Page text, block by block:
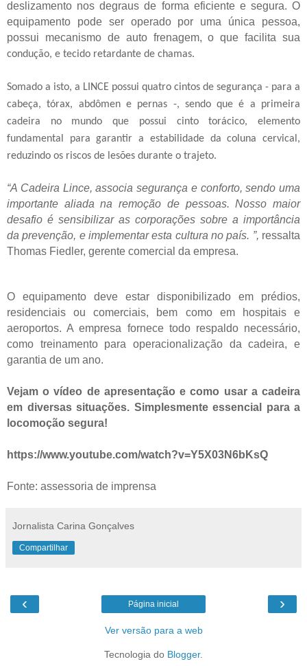
deslizamento nos degrausde forma eficiente e segura. O
equipamento pode ser operadopor uma única pessoa,
possui mecanismo de auto frenagem, o que facilita sua
condução, e tecido retardante de chamas.
Somado a isto, a LINCE possui quatro cintos de segurança - para a
cabeça, tórax, abdômen e pernas -, sendo que é a primeira
cadeira no mundo que possui cinto torácico, elemento
fundamental para garantir a estabilidade da coluna cervical,
reduzindo os riscos de lesões durante o trajeto.
“A Cadeira Lince, associa segurança e conforto, sendo uma
importante aliada na remoção de pessoas. Nosso maior
desafio é sensibilizar as corporações sobre a importância
da prevenção, e implementar esta cultura no país. ”, ressalta
Thomas Fiedler, gerente comercial da empresa.
O equipamento deve estar disponibilizado em prédios,
residenciais ou comerciais, bem como em hospitais e
aeroportos. A empresa fornece todo respaldo necessário,
como treinamento para operacionalização da cadeira, e
garantia de um ano.
Vejam o vídeo de apresentação e como usar a cadeira
em diversas situações. Simplesmente essencial para a
locomoção segura!
https://www.youtube.com/watch?v=Y5X03N6bKsQ
Fonte: assessoria de imprensa
Jornalista Carina Gonçalves
Compartilhar
‹ ›
Página inicial
Ver versão para a web
Tecnologia do Blogger.